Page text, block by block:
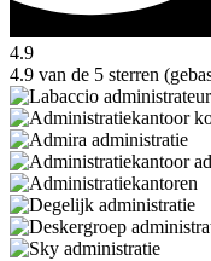
4.9
4.9 van de 5 sterren